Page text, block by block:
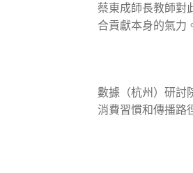
蔡東成師長教師對
合貢獻本身的氣力
數據（杭州）研討
消費習慣和傳播路